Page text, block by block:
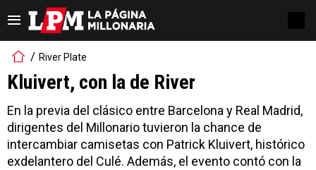
River Plate
Kluivert, con la de River
En la previa del clásico entre Barcelona y Real Madrid,
dirigentes del Millonario tuvieron la chance de
intercambiar camisetas con Patrick Kluivert, histórico
exdelantero del Culé. Además, el evento contó con la